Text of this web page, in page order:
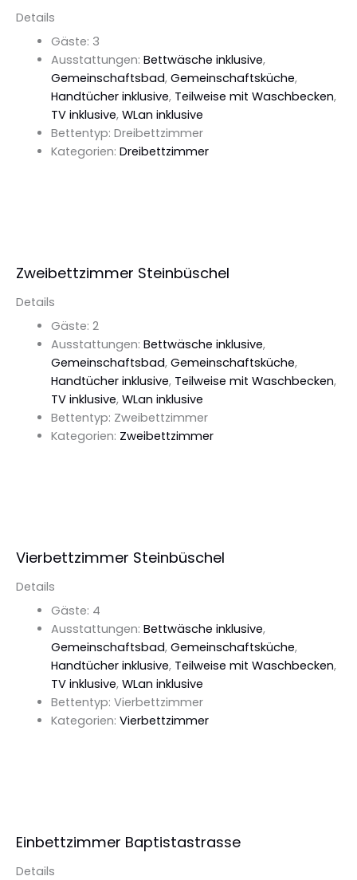
Details
Gäste: 3
Ausstattungen: Bettwäsche inklusive,
Gemeinschaftsbad, Gemeinschaftsküche,
Handtücher inklusive, Teilweise mit Waschbecken,
TV inklusive, WLan inklusive
Bettentyp: Dreibettzimmer
Kategorien: Dreibettzimmer
Zweibettzimmer Steinbüschel
Details
Gäste: 2
Ausstattungen: Bettwäsche inklusive,
Gemeinschaftsbad, Gemeinschaftsküche,
Handtücher inklusive, Teilweise mit Waschbecken,
TV inklusive, WLan inklusive
Bettentyp: Zweibettzimmer
Kategorien: Zweibettzimmer
Vierbettzimmer Steinbüschel
Details
Gäste: 4
Ausstattungen: Bettwäsche inklusive,
Gemeinschaftsbad, Gemeinschaftsküche,
Handtücher inklusive, Teilweise mit Waschbecken,
TV inklusive, WLan inklusive
Bettentyp: Vierbettzimmer
Kategorien: Vierbettzimmer
Einbettzimmer Baptistastrasse
Details